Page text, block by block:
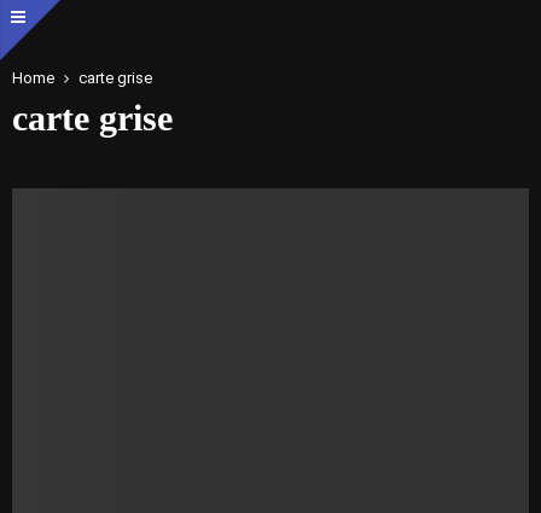
Home carte grise
carte grise